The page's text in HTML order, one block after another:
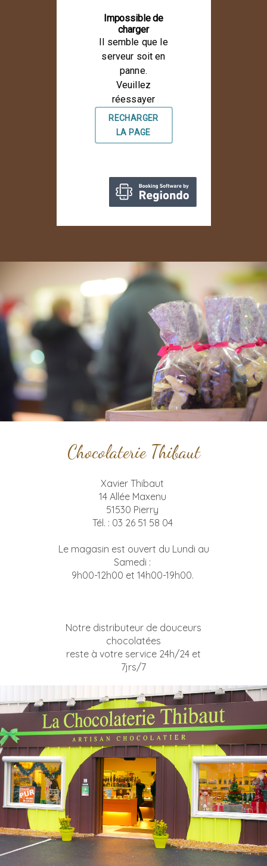
Chocolaterie Thibaut
Xavier Thibaut
14 Allée Maxenu
51530 Pierry
Tél. : 03 26 51 58 04
Le magasin est ouvert du Lundi au
Samedi :
9h00-12h00 et 14h00-19h00.
Notre distributeur de douceurs
chocolatées
reste à votre service 24h/24 et
7jrs/7